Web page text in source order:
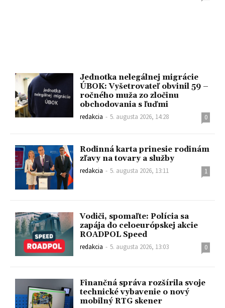
Jednotka nelegálnej migrácie
ÚBOK: Vyšetrovateľ obvinil 59 –
ročného muža zo zločinu
obchodovania s ľuďmi
redakcia - 5. augusta 2026, 14:28 0
Rodinná karta prinesie rodinám
zľavy na tovary a služby
redakcia - 5. augusta 2026, 13:11 1
Vodiči, spomaľte: Polícia sa
zapája do celoeurópskej akcie
ROADPOL Speed
redakcia - 5. augusta 2026, 13:03 0
Finančná správa rozšírila svoje
technické vybavenie o nový
mobilný RTG skener